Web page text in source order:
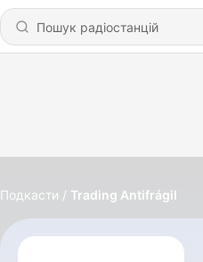
Подкасти Trading Antifrágil